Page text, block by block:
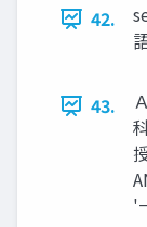
42.
43.
'